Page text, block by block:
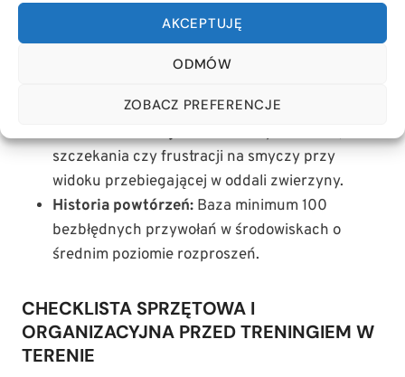
AKCEPTUJĘ
ODMÓW
ZOBACZ PREFERENCJE
Zdolność porzucenia bodźca:
znajdującego się bliżej niż 5 metrów od psa.
szczekania czy frustracji na smyczy przy
widoku przebiegającej w oddali zwierzyny.
Historia powtórzeń: Baza minimum 100
bezbłędnych przywołań w środowiskach o
średnim poziomie rozproszeń.
CHECKLISTA SPRZĘTOWA I
ORGANIZACYJNA PRZED TRENINGIEM W
TERENIE